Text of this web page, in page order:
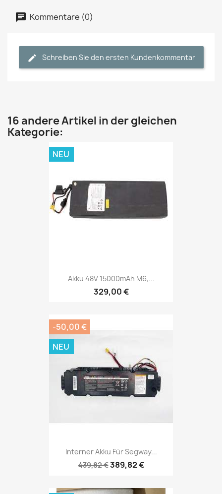
Kommentare (0)
Schreiben Sie den ersten Kundenkommentar
16 andere Artikel in der gleichen
Kategorie:
Akku 48V 15000mAh M6,...
329,00 €
NEU
Interner Akku Für Segway...
439,82 €389,82 €
-50,00 €
NEU